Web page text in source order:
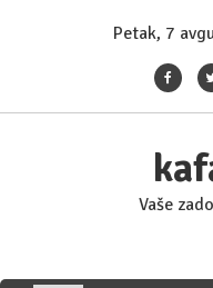
Petak, 7
Vaše